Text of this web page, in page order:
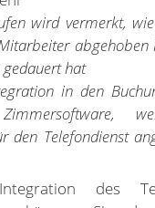
wird vermerkt,
gedauert hat
in den
den Telefondienst
des